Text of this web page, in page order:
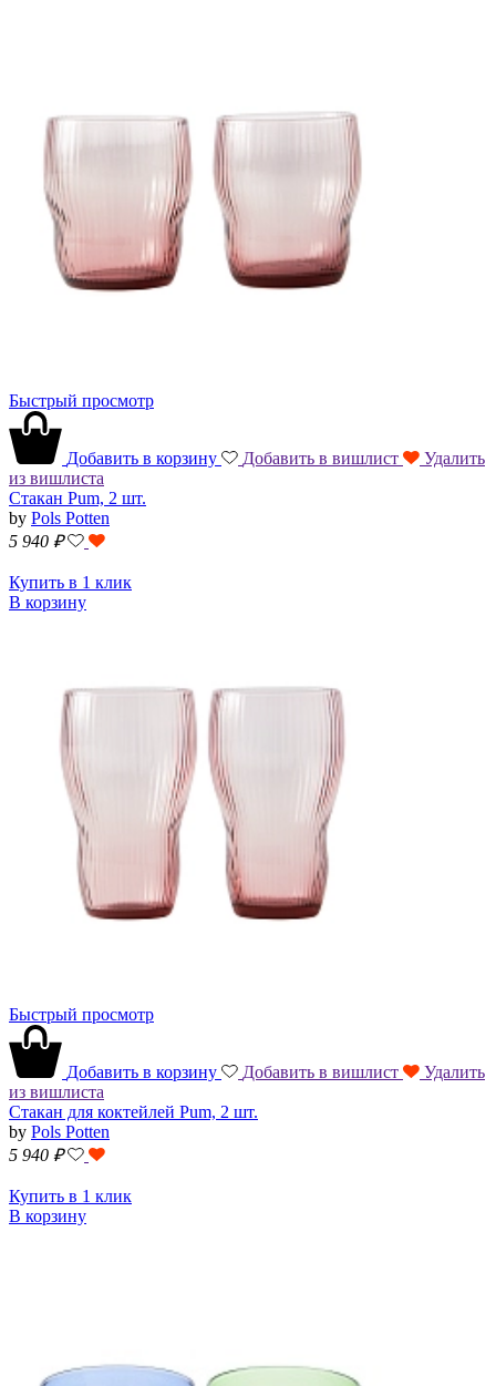
Быстрый просмотр
Добавить в корзину Добавить в вишлист
Удалить
из вишлиста
Стакан Pum, 2 шт.
by Pols Potten
5 940 ₽
Купить в 1 клик
В корзину
Быстрый просмотр
Добавить в корзину Добавить в вишлист
Удалить
из вишлиста
Стакан для коктейлей Pum, 2 шт.
by Pols Potten
5 940 ₽
Купить в 1 клик
В корзину